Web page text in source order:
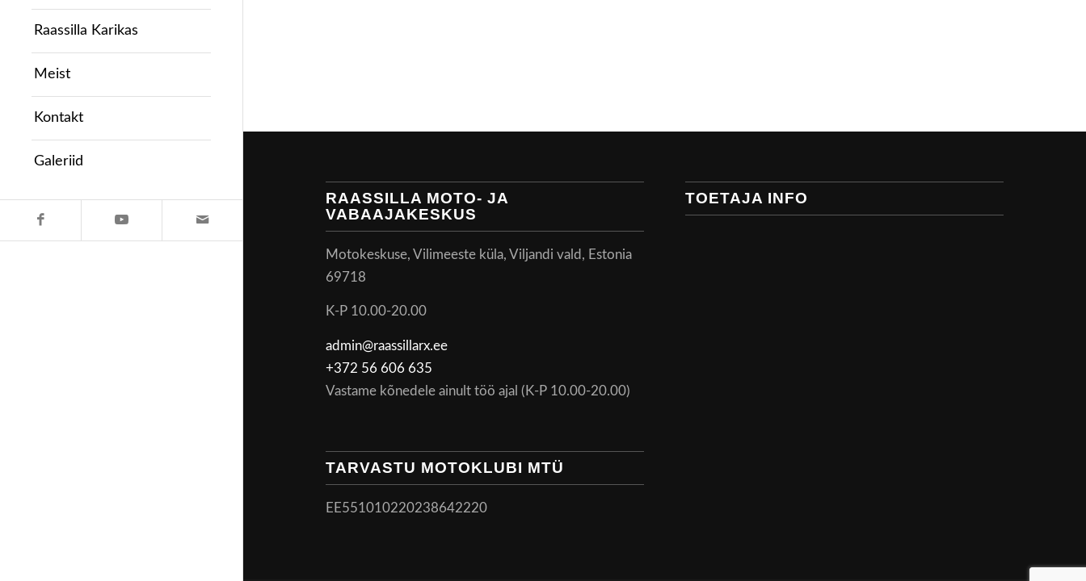
Raassilla Karikas
Meist
Kontakt
Galeriid
RAASSILLA MOTO- JA
VABAAJAKESKUS
Motokeskuse, Vilimeeste küla, Viljandi vald, Estonia
69718
K-P 10.00-20.00
admin@raassillarx.ee
+372 56 606 635
Vastame kõnedele ainult töö ajal (K-P 10.00-20.00)
TARVASTU MOTOKLUBI MTÜ
EE551010220238642220
TOETAJA INFO